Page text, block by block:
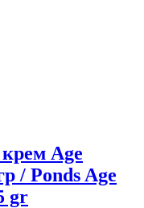
Age
/ Ponds Age
gr